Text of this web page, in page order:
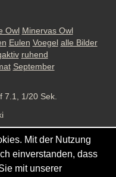
Owl Minervas Owl
Eulen Voegel alle Bilder
ruhend
September
7.1, 1/20 Sek.
Mit der Nutzung
einverstanden, dass
mit unserer